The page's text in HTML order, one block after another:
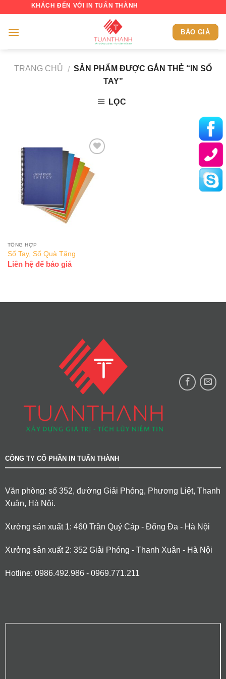
content
QUÝ KHÁCH ĐẾN VỚI IN TUẤN THÀNH
BÁO GIÁ
TRANG CHỦ / SẢN PHẨM ĐƯỢC GẮN THẺ “IN SỔ
TAY”
LỌC
Add to
Wishlist
TỔNG HỢP
Sổ Tay, Sổ Quà Tặng
Liên hệ để báo giá
CÔNG TY CỔ PHẦN IN TUẤN THÀNH
Văn phòng: số 352, đường Giải Phóng, Phương Liệt, Thanh
Xuân, Hà Nội.
Xưởng sản xuất 1: 460 Trần Quý Cáp - Đống Đa - Hà Nội
Xưởng sản xuất 2: 352 Giải Phóng - Thanh Xuân - Hà Nội
Hotline: 0986.492.986 - 0969.771.211